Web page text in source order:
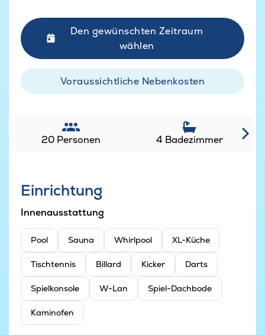
Den gewünschten Zeitraum
wählen
Voraussichtliche Nebenkosten
20 Personen 4 Badezimmer
Einrichtung
Innenausstattung
Pool Sauna Whirlpool XL-Küche
Tischtennis Billard Kicker Darts
Spielkonsole W-Lan Spiel-Dachbode
Kaminofen